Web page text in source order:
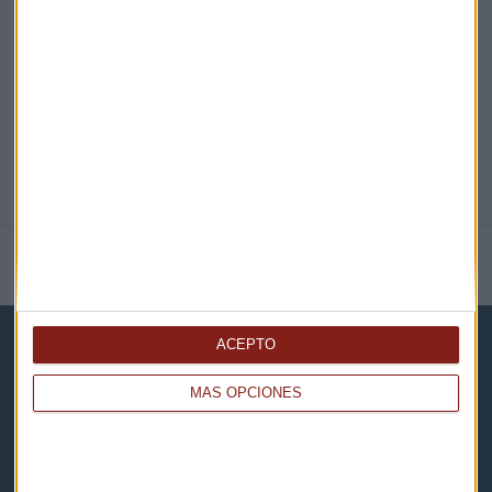
MÁS OPCIONES
ACEPTO
NOTICIAS RELACIONADAS